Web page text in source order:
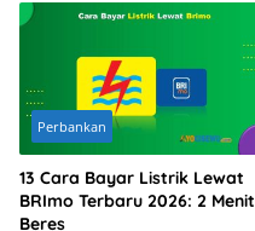
Perbankan
13 Cara Bayar Listrik Lewat
BRImo Terbaru 2026: 2 Menit
Beres